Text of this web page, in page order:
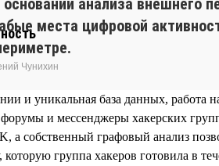
места цифровой
Чунихин
и уникальная база данных, работа
и мессенджеры хакерских
а собственный графовый анализ
которую группа хакеров готовила в